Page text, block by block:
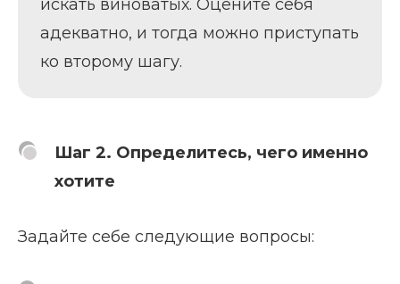
искать виноватых. Оцените себя
адекватно, и тогда можно приступать
ко второму шагу.
Шаг 2. Определитесь, чего именно
хотите
Задайте себе следующие вопросы: